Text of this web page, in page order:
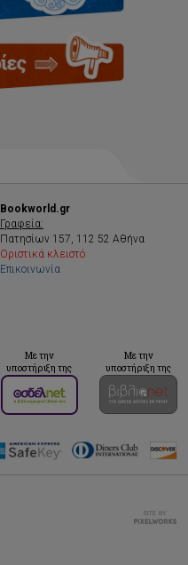
Bookworld.gr
Γραφεία:
Πατησίων 157, 112 52 Αθήνα
Οριστικά κλειστό
Επικοινωνία
Με την
υποστήριξη της
Με την
υποστήριξη της